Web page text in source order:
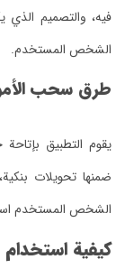
الشخص المستخدم.
طرق سحب
الشخص المستخدم
كيفية